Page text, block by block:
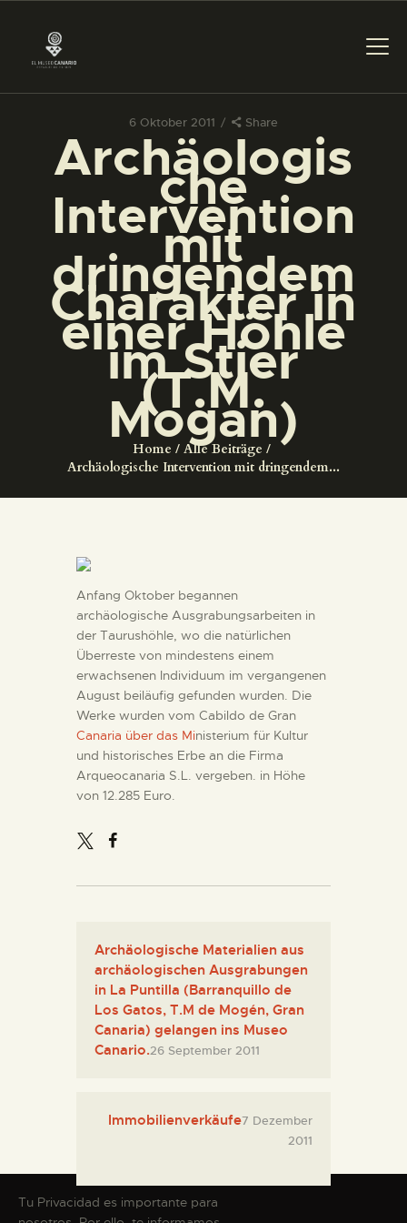
6 Oktober 2011 Share
Archäologis
che
Intervention
mit
dringendem
Charakter in
einer Höhle
im Stier
(T.M.
Mogan)
Home
Alle Beiträge
Archäologische Intervention mit dringendem...
DAS MUSEUM
DIENSTLEISTUNGEN
DIGITALE RESSOURCEN
DEUTSCH
DAS MUSEUM
DIENSTLEISTUNGEN
DIGITALE RESSOURCEN
Anfang Oktober begannen
archäologische Ausgrabungsarbeiten in
der Taurushöhle, wo die natürlichen
Überreste von mindestens einem
erwachsenen Individuum im vergangenen
August beiläufig gefunden wurden. Die
Werke wurden vom Cabildo de Gran
Canaria über das Ministerium für Kultur
und historisches Erbe an die Firma
Arqueocanaria S.L. vergeben. in Höhe
von 12.285 Euro.
Archäologische Materialien aus
archäologischen Ausgrabungen
in La Puntilla (Barranquillo de
Los Gatos, T.M de Mogén, Gran
Canaria) gelangen ins Museo
Canario.26 September 2011
Immobilienverkäufe7 Dezember
2011
Tu Privacidad es importante para